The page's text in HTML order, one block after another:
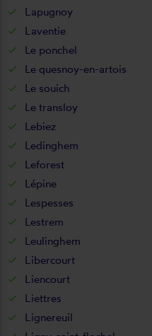
Lapugnoy
Laventie
Le ponchel
Le quesnoy-en-artois
Le souich
Le transloy
Lebiez
Ledinghem
Leforest
Lépine
Lespesses
Lestrem
Leulinghem
Libercourt
Liencourt
Liettres
Lignereuil